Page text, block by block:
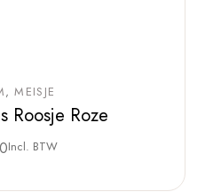
MEISJE
Roosje Roze
Incl. BTW